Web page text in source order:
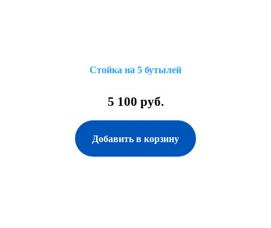
Стойка на 5 бутылей
5 100 руб.
Добавить в корзину